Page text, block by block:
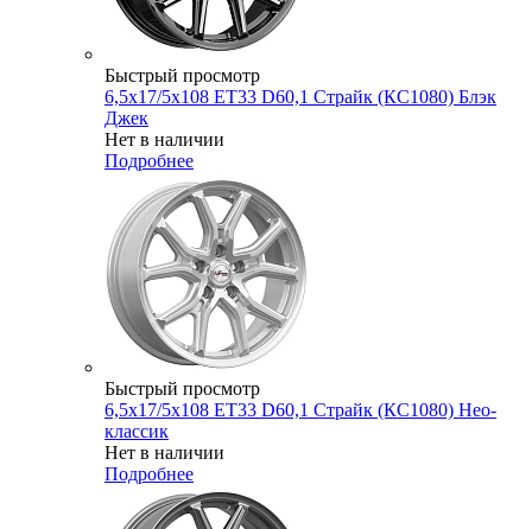
Быстрый просмотр
6,5x17/5x108 ET33 D60,1 Страйк (КС1080) Блэк
Джек
Нет в наличии
Подробнее
Быстрый просмотр
6,5x17/5x108 ET33 D60,1 Страйк (КС1080) Нео-
классик
Нет в наличии
Подробнее